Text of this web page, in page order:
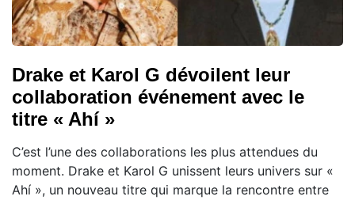
Drake et Karol G dévoilent leur
collaboration événement avec le
titre « Ahí »
C’est l’une des collaborations les plus attendues du
moment. Drake et Karol G unissent leurs univers sur «
Ahí », un nouveau titre qui marque la rencontre entre